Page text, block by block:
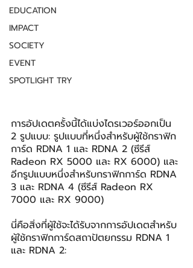
EDUCATION
IMPACT
SOCIETY
EVENT
SPOTLIGHT TRY
การอัปเดตครั้งนี้ได้แบ่งไดรเวอร์ออกเป็น
2 รูปแบบ: รูปแบบที่หนึ่งสำหรับผู้ใช้กราฟิก
การ์ด RDNA 1 และ RDNA 2 (ซีรีส์
Radeon RX 5000 และ RX 6000) และ
อีกรูปแบบหนึ่งสำหรับกราฟิกการ์ด RDNA
3 และ RDNA 4 (ซีรีส์ Radeon RX
7000 และ RX 9000)
นี่คือสิ่งที่ผู้ใช้จะได้รับจากการอัปเดตสำหรับ
ผู้ใช้กราฟิกการ์ดสถาปัตยกรรม RDNA 1
และ RDNA 2: